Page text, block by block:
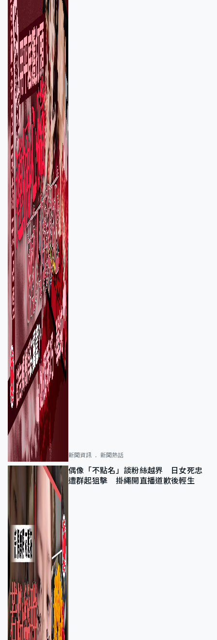
新聞資訊 新聞熱話
偶像「不點名」談粉絲越界 日女死忠
遭群起狙擊 掛繩開直播道歉後輕生